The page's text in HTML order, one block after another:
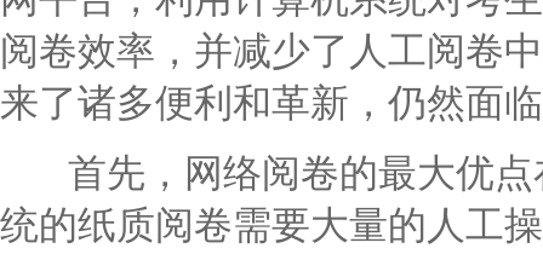
阅卷效率，并减少了人工阅卷
来了诸多便利和革新，仍然面
首先，网络阅卷的最大优点
统的纸质阅卷需要大量的人工